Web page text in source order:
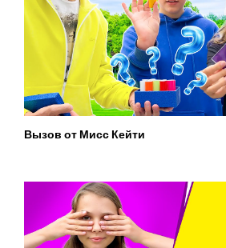
Вызов от Мисс Кейти